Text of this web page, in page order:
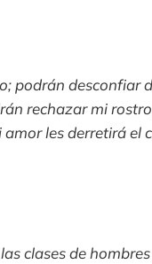
podrán desconfiar
rechazar mi
les derretirá el
clases de